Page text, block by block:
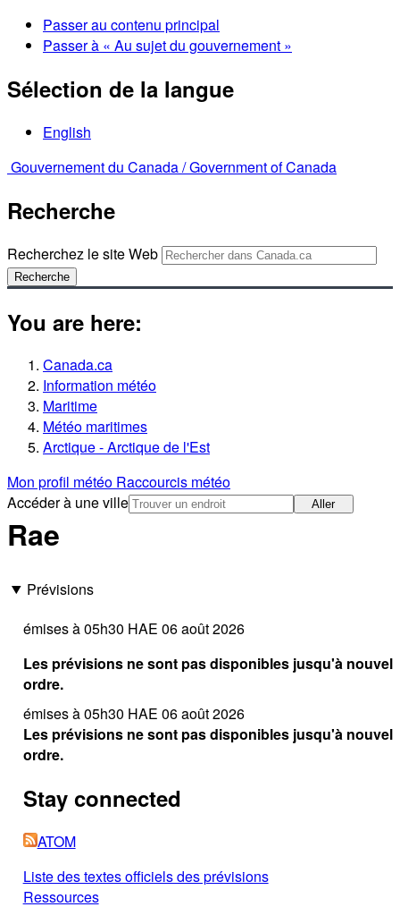
Passer au contenu principal
Passer à « Au sujet du gouvernement »
Sélection de la langue
English
Gouvernement du Canada /Government of Canada
Recherche
Recherchez le site Web
Recherche
You are here:
Canada.ca
Information météo
Maritime
Météo maritimes
Arctique - Arctique de l'Est
Mon profil météo Raccourcis météo
Accéder à une ville
Aller
Rae
Prévisions
émises à 05h30 HAE 06 août 2026
Les prévisions ne sont pas disponibles jusqu'à nouvel
ordre.
émises à 05h30 HAE 06 août 2026
Les prévisions ne sont pas disponibles jusqu'à nouvel
ordre.
Stay connected
ATOM
Liste des textes officiels des prévisions
Ressources